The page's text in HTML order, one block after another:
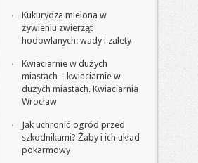
Kukurydza mielona w
żywieniu zwierząt
hodowlanych: wady i zalety
Kwiaciarnie w dużych
miastach – kwiaciarnie w
dużych miastach. Kwiaciarnia
Wrocław
Jak uchronić ogród przed
szkodnikami? Żaby i ich układ
pokarmowy